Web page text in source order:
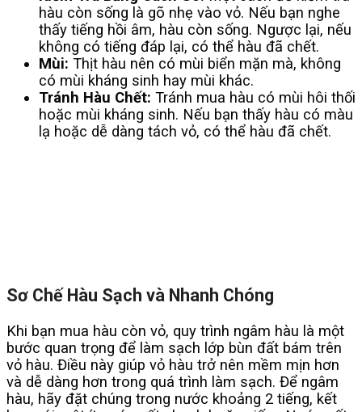
hàu còn sống là gõ nhẹ vào vỏ. Nếu bạn nghe
thấy tiếng hồi âm, hàu còn sống. Ngược lại, nếu
không có tiếng đáp lại, có thể hàu đã chết.
Mùi: Thịt hàu nên có mùi biển mặn mà, không
có mùi kháng sinh hay mùi khác.
Tránh Hàu Chết: Tránh mua hàu có mùi hôi thối
hoặc mùi kháng sinh. Nếu bạn thấy hàu có màu
lạ hoặc dễ dàng tách vỏ, có thể hàu đã chết.
Sơ Chế Hàu Sạch và Nhanh Chóng
Khi bạn mua hàu còn vỏ, quy trình ngâm hàu là một
bước quan trọng để làm sạch lớp bùn đất bám trên
vỏ hàu. Điều này giúp vỏ hàu trở nên mềm mịn hơn
và dễ dàng hơn trong quá trình làm sạch. Để ngâm
hàu, hãy đặt chúng trong nước khoảng 2 tiếng, kết